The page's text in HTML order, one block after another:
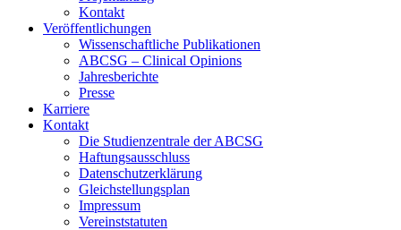
Kontakt
Veröffentlichungen
Wissenschaftliche Publikationen
ABCSG – Clinical Opinions
Jahresberichte
Presse
Karriere
Kontakt
Die Studienzentrale der ABCSG
Haftungsausschluss
Datenschutzerklärung
Gleichstellungsplan
Impressum
Vereinststatuten